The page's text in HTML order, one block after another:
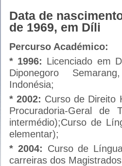
Data de
de 1969, em Díli
Percurso Académico:
* 1996: Licenciado em
Diponegoro
Indonésia;
* 2002: Curso de Direito
Procuradoria-Geral de
intermédio);Curso de
elementar);
* 2004: Curso de
carreiras dos